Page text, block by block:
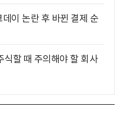
이 논란 후 바뀐 결제 순
할 때 주의해야 할 회사